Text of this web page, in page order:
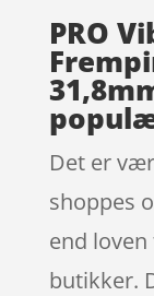
PRO
Det er
shoppes
end
butikker.